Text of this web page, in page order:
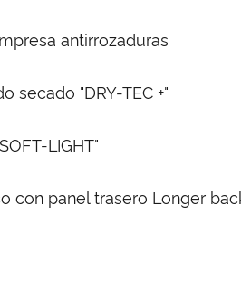
antirrozaduras
secado "DRY-TEC +"
LIGHT"
con panel trasero Longer